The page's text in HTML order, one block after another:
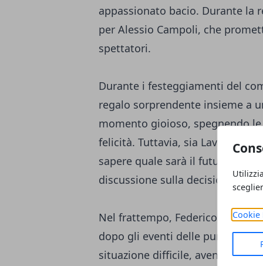
Cookie
appassionato bacio. Durante la
per Alessio Campoli, che
spettatori.
Durante i festeggiamenti del
regalo sorprendente insieme a
momento gioioso, spegnendo
felicità. Tuttavia, sia Lavinia che
sapere quale sarà il futuro della
discussione sulla decisione
Nel frattempo, Federico
dopo gli eventi delle puntate
situazione difficile, avendo